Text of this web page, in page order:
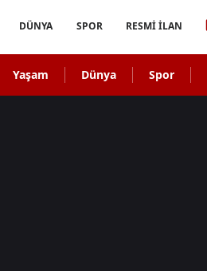
DÜNYA SPOR RESMİ İLAN
Yaşam Dünya Spor